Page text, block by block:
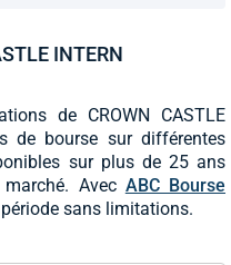
INTERN
de CROWN CASTLE
de bourse sur différentes
sur plus de 25 ans
Avec ABC Bourse
sans limitations.